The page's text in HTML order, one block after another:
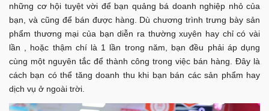
những cơ hội tuyệt vời để bạn quảng bá doanh nghiệp nhỏ của
bạn, và cũng để bán được hàng. Dù chương trình trưng bày sản
phẩm thương mại của bạn diễn ra thường xuyên hay chỉ có vài
lần , hoặc thậm chí là 1 lần trong năm, bạn đều phải áp dụng
cùng một nguyên tắc để thành công trong việc bán hàng. Đây là
cách bạn có thể tăng doanh thu khi bạn bán các sản phẩm hay
dịch vụ ở ngoài trời.